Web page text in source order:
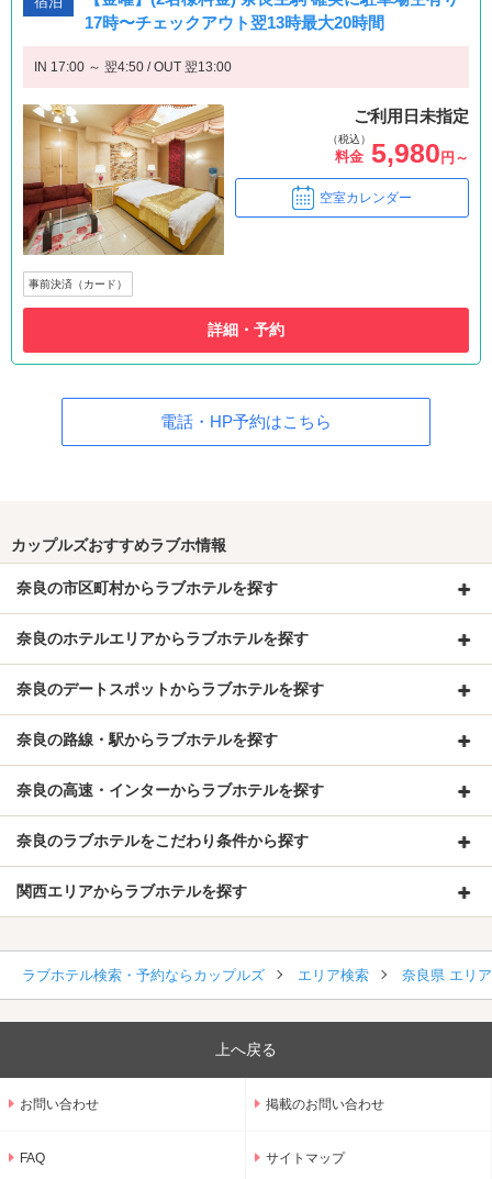
17時〜チェックアウト翌13時最大20時間
IN 17:00 ～ 翌4:50 / OUT 翌13:00
ご利用日未指定
（税込）
料金 5,980 円～
空室カレンダー
事前決済（カード）
詳細・予約
電話・HP予約はこちら
カップルズおすすめラブホ情報
奈良の市区町村からラブホテルを探す
奈良のホテルエリアからラブホテルを探す
奈良のデートスポットからラブホテルを探す
奈良の路線・駅からラブホテルを探す
奈良の高速・インターからラブホテルを探す
奈良のラブホテルをこだわり条件から探す
関西エリアからラブホテルを探す
ラブホテル検索・予約ならカップルズ エリア検索 奈良県 エリ
上へ戻る
お問い合わせ 掲載のお問い合わせ
FAQ サイトマップ